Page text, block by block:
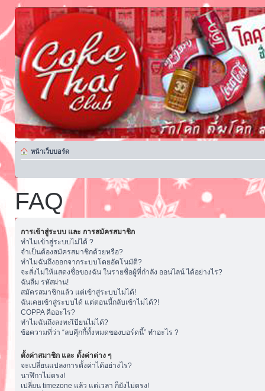
หน้าเว็บบอร์ด
FAQ
การเข้าสู่ระบบ และ การสมัครสมาชิก
ทำไมเข้าสู่ระบบไม่ได้ ?
จำเป็นต้องสมัครสมาชิกด้วยหรือ?
ทำไมฉันถึงออกจากระบบโดยอัตโนมัติ?
จะสั่งไม่ให้แสดงชื่อของฉัน ในรายชื่อผู้ที่กำลัง ออนไลน์ ได้อย่างไร?
ฉันลืม รหัสผ่าน!
สมัครสมาชิกแล้ว แต่เข้าสู่ระบบไม่ได้!
ฉันเคยเข้าสู่ระบบได้ แต่ตอนนี้กลับเข้าไม่ได้?!
COPPA คืออะไร?
ทำไมฉันถึงลงทะเีบียนไม่ได้?
ข้อความที่ว่า “ลบคุีกกี้ทั้งหมดของบอร์ดนี้” ทำอะไร ?
ตั้งค่าสมาชิก และ ตั้งค่าต่าง ๆ
จะเปลี่ยนแปลงการตั้งค่าได้อย่างไร?
นาฬิกาไม่ตรง!
เปลี่ยน timezone แล้ว แต่เวลา ก็ยังไม่ตรง!